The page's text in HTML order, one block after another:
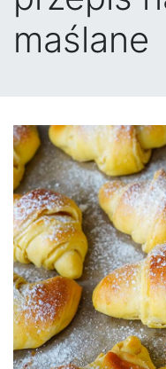
maślane